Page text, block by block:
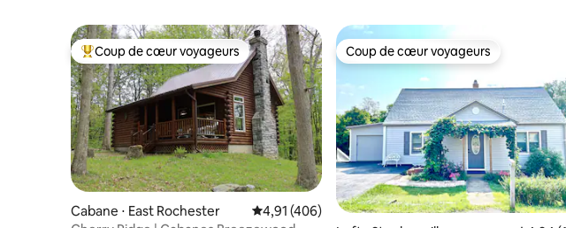
Coups de cœur voyageurs les plus appréciés
Coup de cœur voyageurs
Cabane ⋅ East Rochester Évaluation moyenne sur la base de 406
4,91 (406)
Coup de cœur voyageurs
Coup de cœur voyageurs